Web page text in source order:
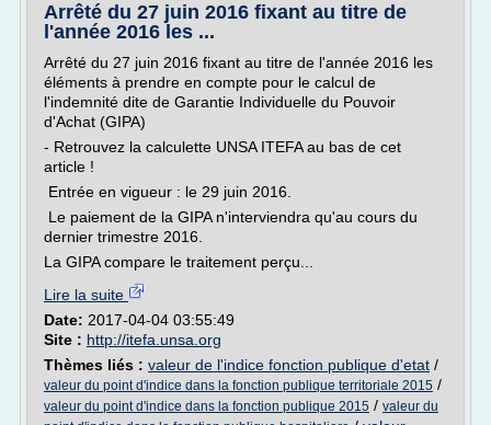
Arrêté du 27 juin 2016 fixant au titre de
l'année 2016 les ...
Arrêté du 27 juin 2016 fixant au titre de l'année 2016 les
éléments à prendre en compte pour le calcul de
l'indemnité dite de Garantie Individuelle du Pouvoir
d'Achat (GIPA)
- Retrouvez la calculette UNSA ITEFA au bas de cet
article !
Entrée en vigueur : le 29 juin 2016.
Le paiement de la GIPA n'interviendra qu'au cours du
dernier trimestre 2016.
La GIPA compare le traitement perçu...
Lire la suite
Date: 2017-04-04 03:55:49
Site : http://itefa.unsa.org
Thèmes liés : valeur de l'indice fonction publique d'etat /
valeur du point d'indice dans la fonction publique territoriale 2015 /
valeur du point d'indice dans la fonction publique 2015 / valeur du